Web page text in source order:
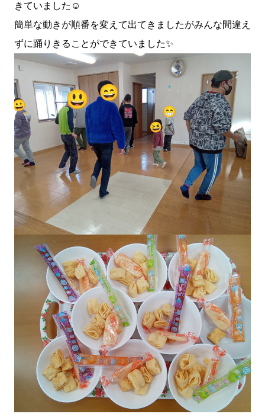
きていました☺️
簡単な動きが順番を変えて出てきましたがみんな間違え
ずに踊りきることができていました✨